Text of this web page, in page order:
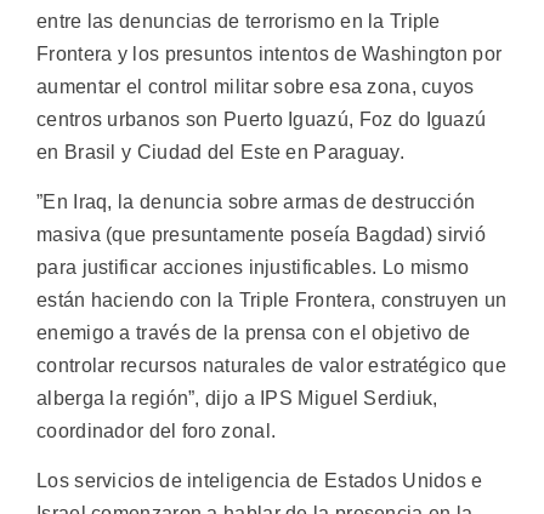
entre las denuncias de terrorismo en la Triple
Frontera y los presuntos intentos de Washington por
aumentar el control militar sobre esa zona, cuyos
centros urbanos son Puerto Iguazú, Foz do Iguazú
en Brasil y Ciudad del Este en Paraguay.
”En Iraq, la denuncia sobre armas de destrucción
masiva (que presuntamente poseía Bagdad) sirvió
para justificar acciones injustificables. Lo mismo
están haciendo con la Triple Frontera, construyen un
enemigo a través de la prensa con el objetivo de
controlar recursos naturales de valor estratégico que
alberga la región”, dijo a IPS Miguel Serdiuk,
coordinador del foro zonal.
Los servicios de inteligencia de Estados Unidos e